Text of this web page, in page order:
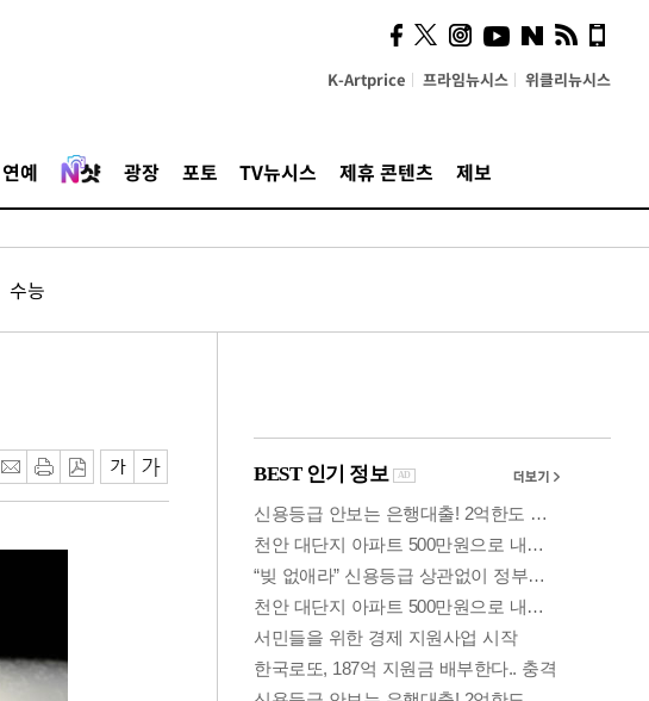
K-Artprice 프라임뉴시스 위클리뉴시스
연예 광장 포토 TV뉴시스 제휴 콘텐츠 제보
수능
시, 스마트폰 액세서리에
NFC 더했다